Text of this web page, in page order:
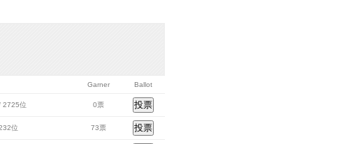
Garner Ballot
2725位 0票
位 73票